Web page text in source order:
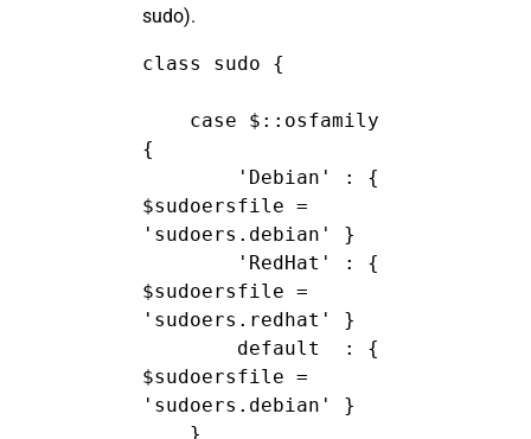
sudo).
class sudo {
{
$sudoersfile =
'sudoers.debian' }
$sudoersfile =
'sudoers.redhat' }
$sudoersfile =
'sudoers.debian' }